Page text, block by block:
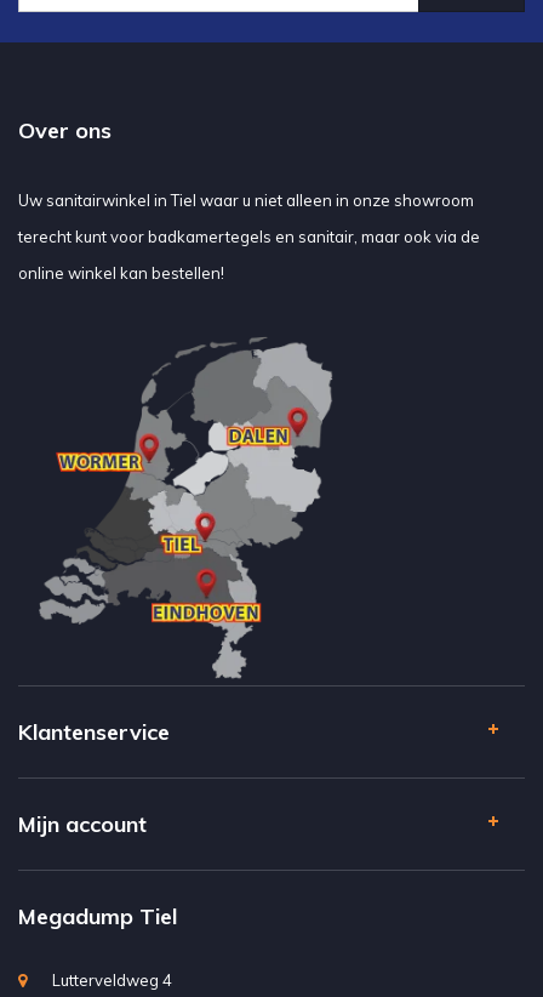
Over ons
Uw sanitairwinkel in Tiel waar u niet alleen in onze showroom
terecht kunt voor badkamertegels en sanitair, maar ook via de
online winkel kan bestellen!
Klantenservice
Mijn account
Megadump Tiel
Lutterveldweg 4